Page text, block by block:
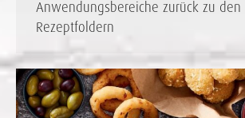
Anwendungsbereiche zurück zu den
Rezeptfoldern